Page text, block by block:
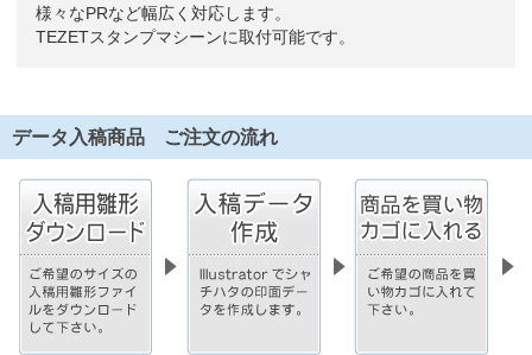
様々なPRなど幅広く対応します。
TEZETスタンプマシーンに取付可能です。
データ入稿商品 ご注文の流れ